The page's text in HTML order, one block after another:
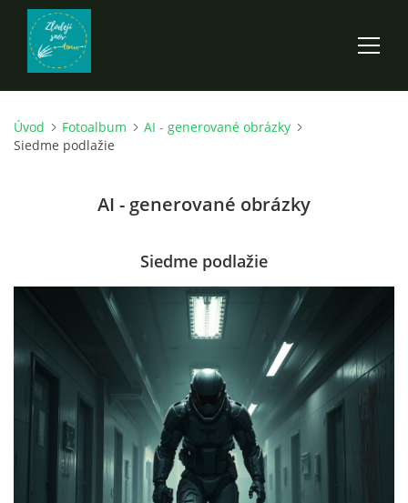
ÚVOD
ANDARION
EGYRON: SIEDMY DEŇ - 3. DIEL
POVIEDKY
Úvod Fotoalbum
AI - generované obrázky
Siedme podlažie
AI - generované obrázky
Siedme podlažie